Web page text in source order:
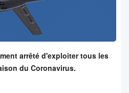
arrêté d'exploiter tous les
du Coronavirus.